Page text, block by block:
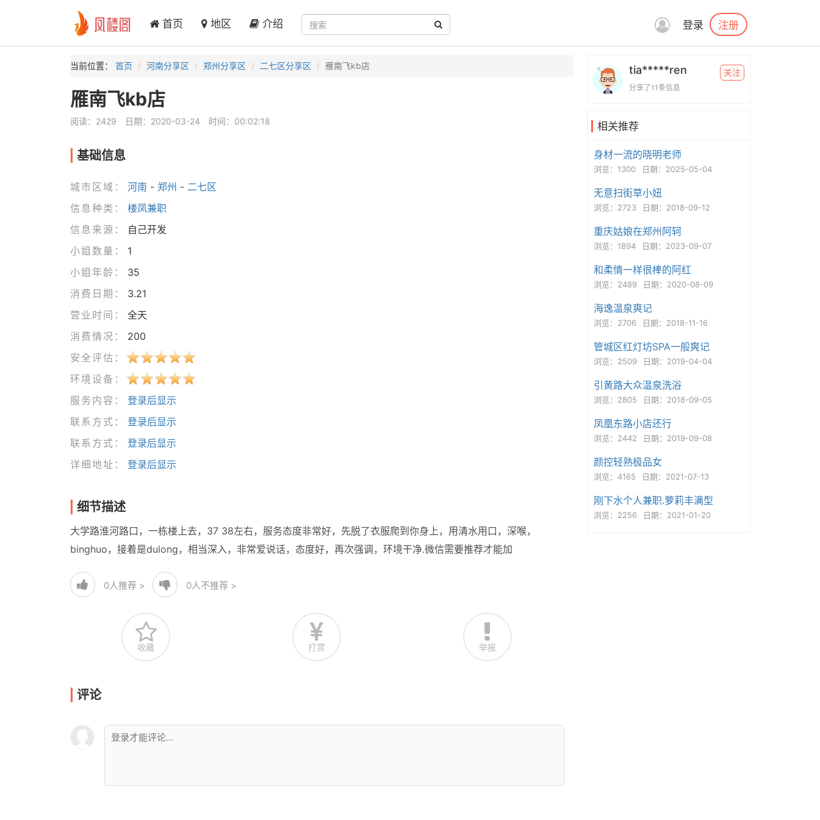
首页 地区 介绍 登录 注册
当前位置： 首页 河南分享区 郑州分享区 二七区分享区 雁南飞kb店
雁南飞kb店
阅读：2429 日期：2020-03-24 时间：00:02:18
基础信息
城市区域： 河南 - 郑州 - 二七区
信息种类：
楼凤兼职
信息来源：
自己开发
小姐数量：
1
小姐年龄：
35
消费日期：
3.21
营业时间：
全天
消费情况：
200
安全评估：
环境设备：
服务内容：
登录后显示
联系方式：
登录后显示
联系方式：
登录后显示
详细地址：
登录后显示
细节描述
大学路淮河路口，一栋楼上去，37 38左右，服务态度非常好，先脱了衣服爬到你身上，用清水用口，深喉，
binghuo，接着是dulong，相当深入，非常爱说话，态度好，再次强调，环境干净.微信需要推荐才能加
0人推荐 > 0人不推荐 >
收藏 打赏 举报
评论
tia*****ren
分享了11条信息
关注
相关推荐
身材一流的晓明老师
浏览：1300 日期：2025-05-04
无意扫街草小妞
浏览：2723 日期：2018-09-12
重庆姑娘在郑州阿轲
浏览：1894 日期：2023-09-07
和柔情一样很棒的阿红
浏览：2489 日期：2020-08-09
海逸温泉爽记
浏览：2706 日期：2018-11-16
管城区红灯坊SPA一般爽记
浏览：2509 日期：2019-04-04
引黄路大众温泉洗浴
浏览：2805 日期：2018-09-05
凤凰东路小店还行
浏览：2442 日期：2019-09-08
颜控轻熟极品女
浏览：4165 日期：2021-07-13
刚下水个人兼职.萝莉丰满型
浏览：2256 日期：2021-01-20